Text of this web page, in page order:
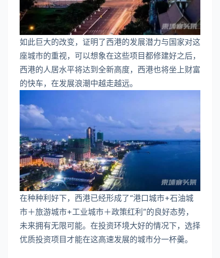
如此巨大的改变，证明了西港的发展潜力与国家对这
座城市的重视，可以想象在这些项目都修建好之后，
西港的人居水平将达到全新高度，西港也将坐上财富
的快车，在发展浪潮中越走越远。
在种种利好下，西港已经形成了“港口城市+石油城
市＋旅游城市+工业城市＋政策红利”的良好态势，
未来拥有无限可能。在投资环境大好的情况下，选择
优质投资项目才能在这高速发展的城市分一杯羹。